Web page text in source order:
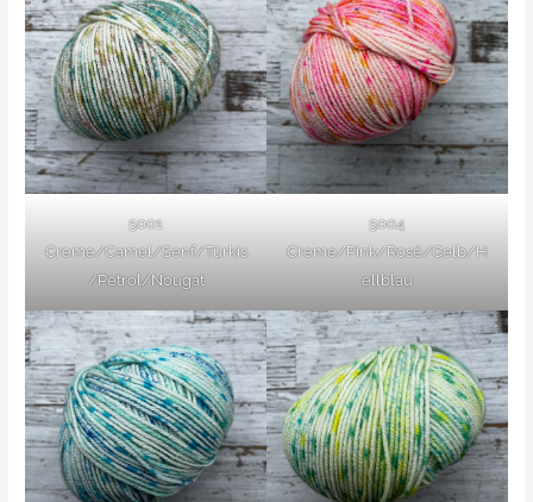
5001
Creme/Camel/Senf/Türkis
/Petrol/Nougat
5004
Creme/Pink/Rosé/Gelb/H
ellblau